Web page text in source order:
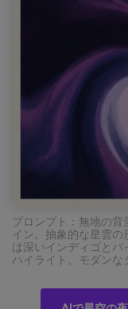
プロンプト：無地の背
イン。抽象的な星雲
は深いインディゴとバ
ハイライト。モダン